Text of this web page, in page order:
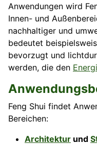
Anwendungen wird
Innen- und
nachhaltiger und
bedeutet
bevorzugt und
werden, die den
Feng Shui findet
Bereichen:
Architektur und